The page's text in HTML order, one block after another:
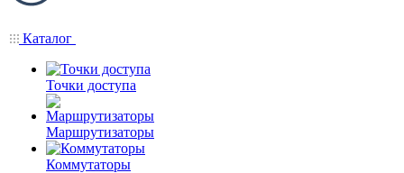
Каталог
Точки доступа
Маршрутизаторы
Коммутаторы